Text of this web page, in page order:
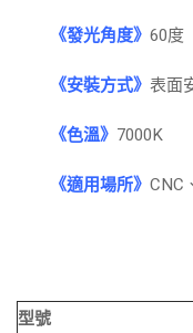
《發光角度》 60度
《安裝方式》 表面
《色溫》 7000K
《適用場所》 CNC
型號